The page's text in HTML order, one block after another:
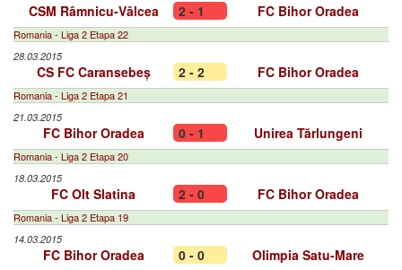
CSM Râmnicu-Vâlcea 2 - 1 FC Bihor Oradea
Romania - Liga 2 Etapa 22
28.03.2015
CS FC Caransebeș 2 - 2 FC Bihor Oradea
Romania - Liga 2 Etapa 21
21.03.2015
FC Bihor Oradea 0 - 1 Unirea Tărlungeni
Romania - Liga 2 Etapa 20
18.03.2015
FC Olt Slatina 2 - 0 FC Bihor Oradea
Romania - Liga 2 Etapa 19
14.03.2015
FC Bihor Oradea 0 - 0 Olimpia Satu-Mare